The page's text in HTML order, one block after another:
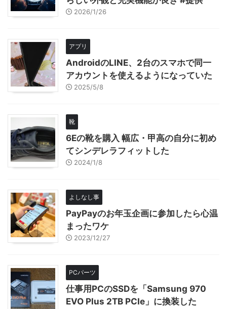
2026/1/26
アプリ
AndroidのLINE、2台のスマホで同一
アカウントを使えるようになっていた
2025/5/8
靴
6Eの靴を購入 幅広・甲高の自分に初め
てシンデレラフィットした
2024/1/8
よしなし事
PayPayのお年玉企画に参加したら心温
まったワケ
2023/12/27
PCパーツ
仕事用PCのSSDを「Samsung 970
EVO Plus 2TB PCIe」に換装した